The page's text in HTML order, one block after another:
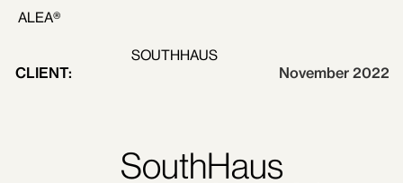
ALEA®
CLIENT:
SOUTHHAUS
November 2022
SouthHaus